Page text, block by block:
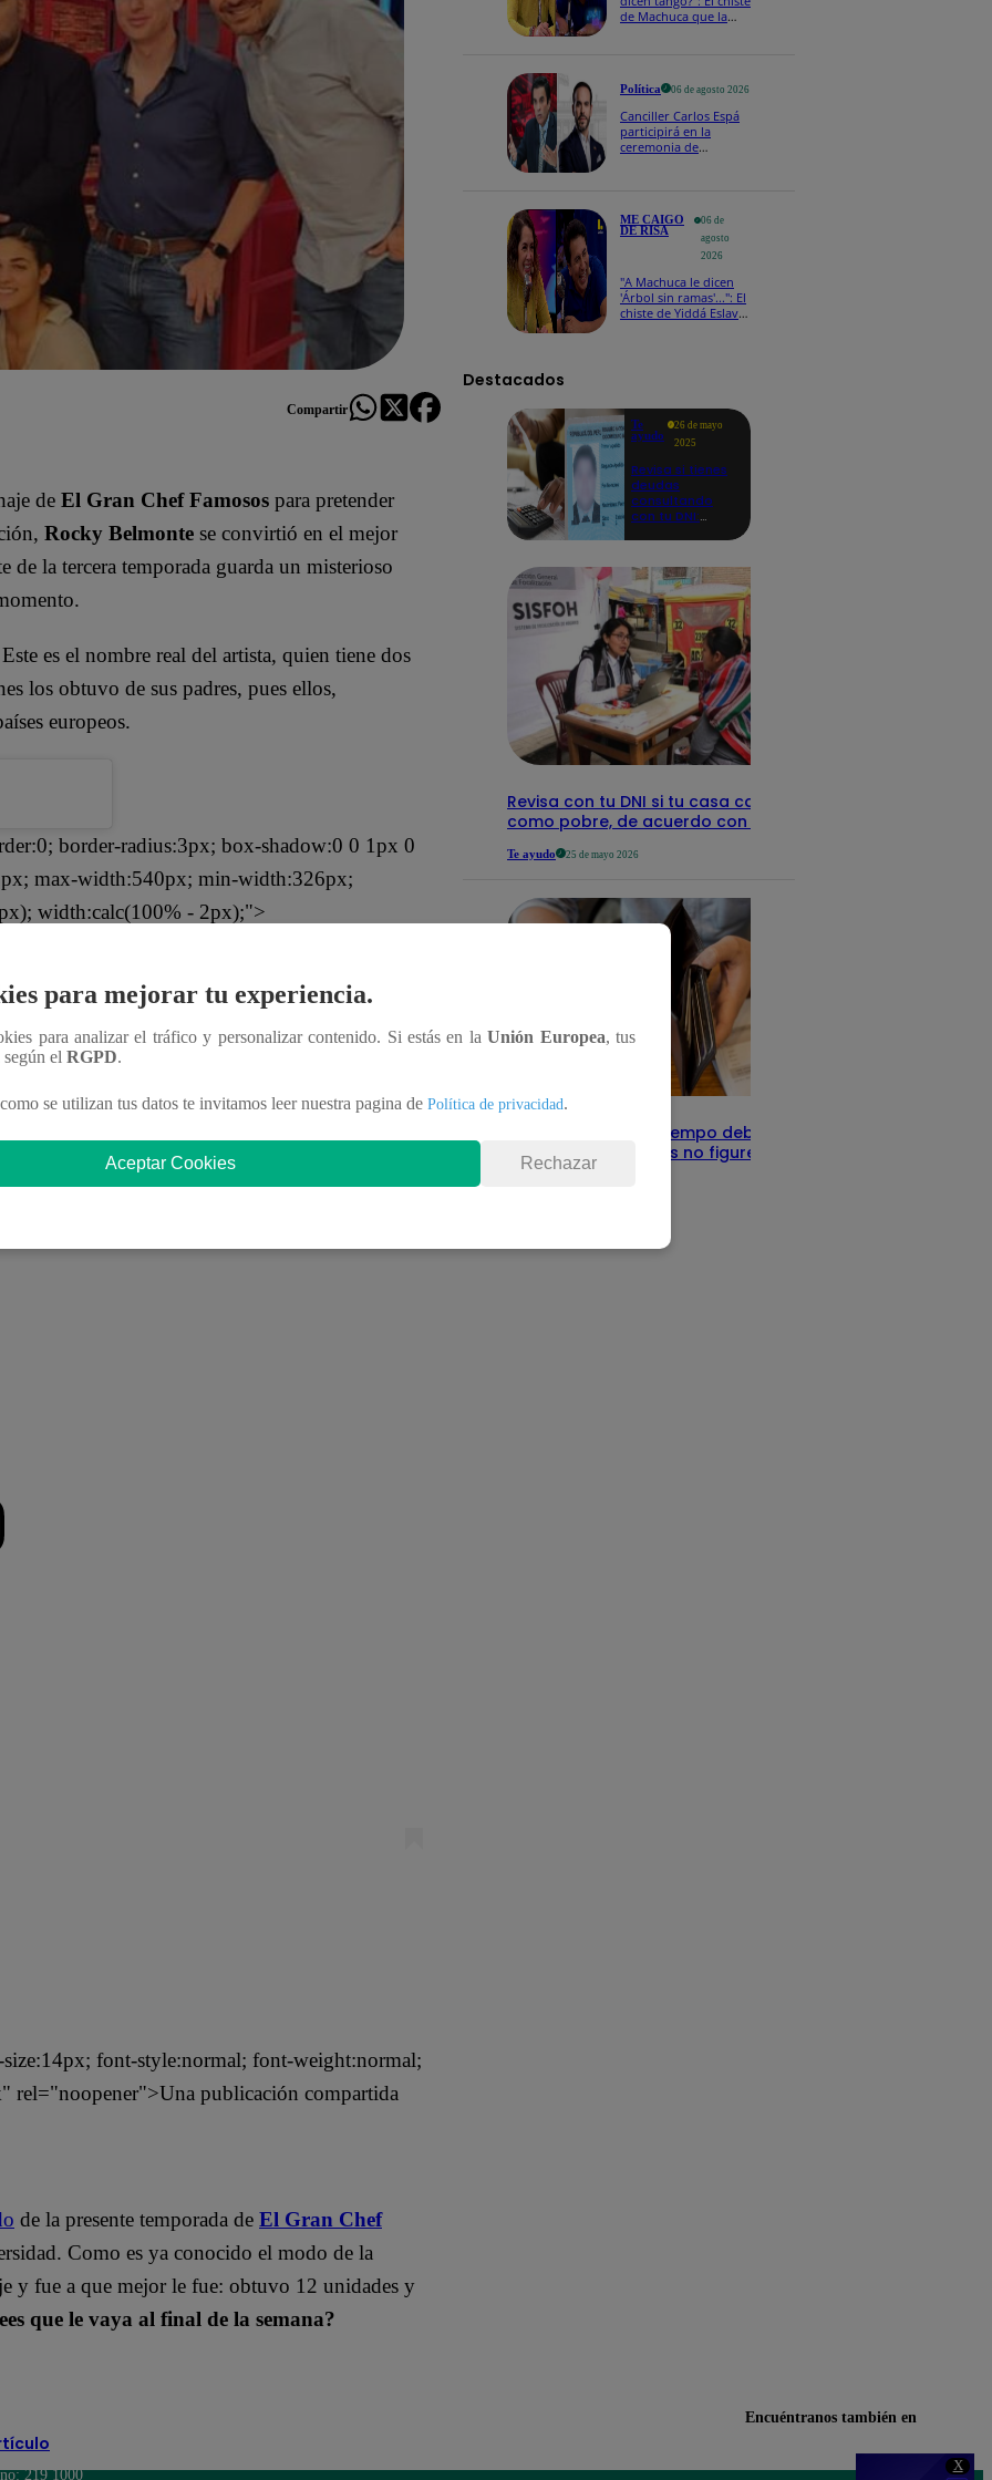
X
Compartir
de El Gran Chef Famosos para pretender
Rocky Belmonte se convirtió en el mejor
de la tercera temporada guarda un misterioso
es el nombre real del artista, quien tiene dos
los obtuvo de sus padres, pues ellos,
europeos.
border-radius:3px; box-shadow:0 0 1px 0
max-width:540px; min-width:326px;
width:calc(100% - 2px);">
text-align:center; text-decoration:none;
font-style:normal; font-weight:normal;
rel="noopener">Una publicación compartida
de la presente temporada de El Gran Chef
Como es ya conocido el modo de la
y fue a que mejor le fue: obtuvo 12 unidades y
que le vaya al final de la semana?
de Machuca que la
Política 06 de agosto 2026
Canciller Carlos Espá
participirá en la
ceremonia de
ME CAIGO
DE RISA
06 de
agosto
2026
"A Machuca le dicen
'Árbol sin ramas'...": El
chiste de Yiddá Eslava
Destacados
Te
ayudo
26 de mayo
2025
Revisa si tienes
deudas
consultando
con tu DNI:
detalles
Revisa con tu DNI si tu casa califica
como pobre, de acuerdo con el Sisfoh
Te ayudo 25 de mayo 2026
Infocorp: ¿Cuánto tiempo debe pasar
para que tus deudas no figuren en su
sistema?
para mejorar tu experiencia.
para analizar el tráfico y personalizar contenido. Si estás en laUnión Europea, tus
según el RGPD.
se utilizan tus datos te invitamos leer nuestra pagina de Política de privacidad.
Aceptar Cookies Rechazar
Encuéntranos también en
219 1000